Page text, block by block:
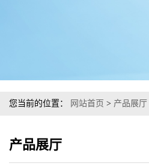
您当前的位置： 网站首页 > 产品展厅
产品展厅